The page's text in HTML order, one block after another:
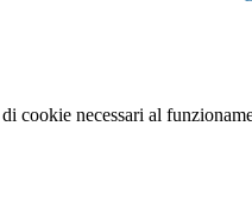
cookie necessari al